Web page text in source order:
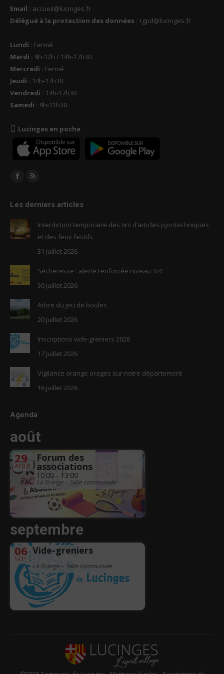
Email : accueil@lucinges.fr
Délégué à la protection des données : rgpd@lucinges.fr
Lundi : Fermé
Mardi : 9h-12h / 14h-17h30
Mercredi : Fermé
Jeudi : 14h-17h30
Vendredi : 14h-17h30
Samedi : 9h-11h30
Lucinges en poche
Trouvez nous sur :
Facebook
opens
in
new
RSS
opens
new
window
Les derniers articles
Interdiction temporaire des tirs d’articles pyrotechniques
et des feux festifs
31 juillet 2026
Sécheresse : alerte renforcée niveau 3/4
30 juillet 2026
Arbre du jeu de boules
20 juillet 2026
Inscriptions vide-greniers 2026
17 juillet 2026
Vigilance orange orages sur notre département
16 juillet 2026
Agenda
août
29
AOÛT
Forum des
associations
10:00 - 13:00
La Grange – Salle communale
septembre
06
SEP
Vide-greniers
-
La Grange – Salle communale